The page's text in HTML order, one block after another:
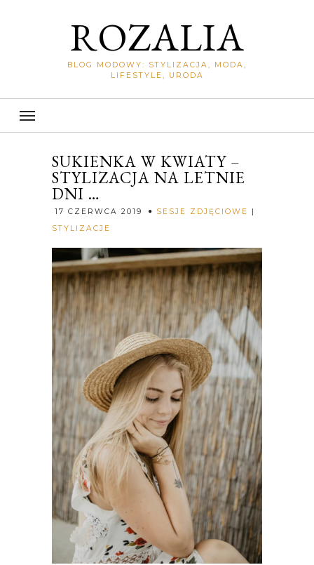
ROZALIA
BLOG MODOWY: STYLIZACJA, MODA,
LIFESTYLE, URODA
SUKIENKA W KWIATY –
STYLIZACJA NA LETNIE
DNI …
17 CZERWCA 2019 SESJE ZDJĘCIOWE
|
STYLIZACJE